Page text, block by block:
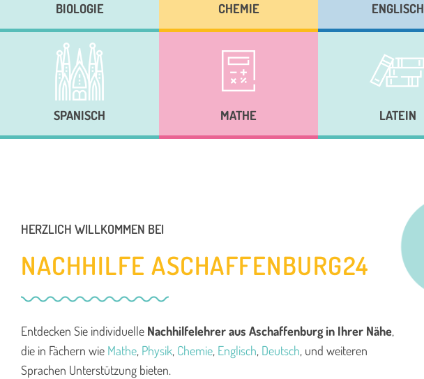
BIOLOGIE CHEMIE ENGLISCH
SPANISCH MATHE LATEIN
HERZLICH WILLKOMMEN BEI
NACHHILFE ASCHAFFENBURG24
Entdecken Sie individuelle Nachhilfelehrer aus Aschaffenburgin Ihrer Nähe,
die in Fächern wie Mathe, Physik, Chemie, Englisch, Deutsch, und weiteren
Sprachen Unterstützung bieten.